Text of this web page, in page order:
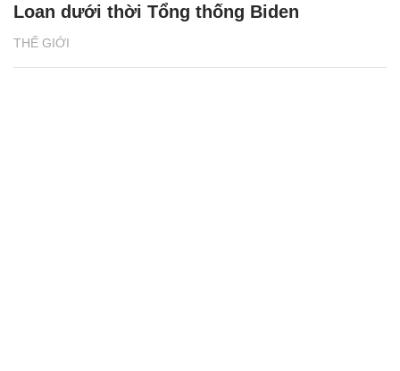
THẾ GIỚI
Loan dưới thời Tổng thống Biden